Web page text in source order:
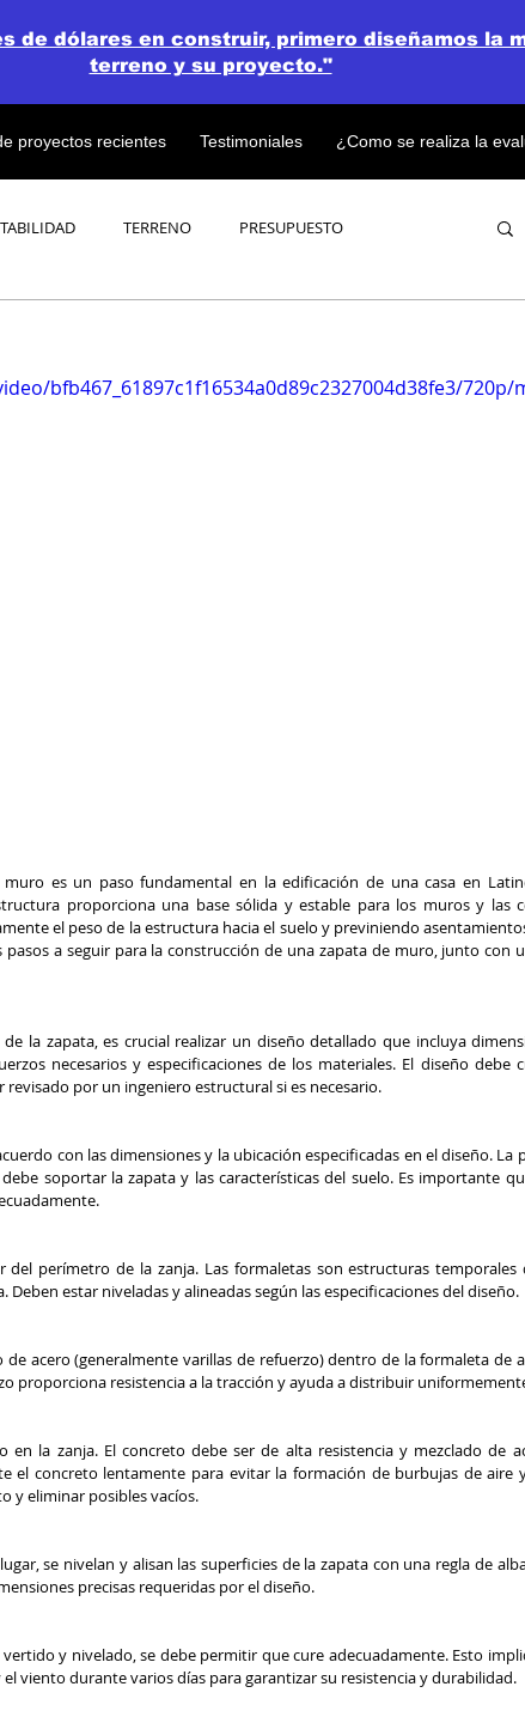
proyectos recientes Testimoniales ¿Como se realiza la
de dólares en construir, primero diseñamos la
terreno y su proyecto."
TERRENO PRESUPUESTO
bfb467_61897c1f16534a0d89c2327004d38fe3/720p/
es un paso fundamental en la edificación de una casa en
proporciona una base sólida y estable para los muros y las
el peso de la estructura hacia el suelo y previniendo
a seguir para la construcción de una zapata de muro, junto con
la zapata, es crucial realizar un diseño detallado que incluya
necesarios y especificaciones de los materiales. El diseño debe
revisado por un ingeniero estructural si es necesario.
con las dimensiones y la ubicación especificadas en el diseño. La
soportar la zapata y las características del suelo. Es importante
del perímetro de la zanja. Las formaletas son estructuras
Deben estar niveladas y alineadas según las especificaciones del diseño.
de acero (generalmente varillas de refuerzo) dentro de la formaleta de
proporciona resistencia a la tracción y ayuda a distribuir
en la zanja. El concreto debe ser de alta resistencia y mezclado de
el concreto lentamente para evitar la formación de burbujas de aire
y eliminar posibles vacíos.
se nivelan y alisan las superficies de la zapata con una regla de
precisas requeridas por el diseño.
y nivelado, se debe permitir que cure adecuadamente. Esto
viento durante varios días para garantizar su resistencia y durabilidad.